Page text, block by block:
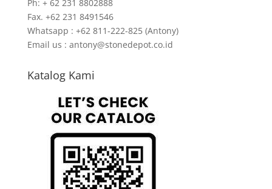
Ph: + 62 231 8802888
Fax. +62 231 8491546
Whatsapp : +62 811-222-825 (Antony)
Email us : antony@stonedepot.co.id
Katalog Kami